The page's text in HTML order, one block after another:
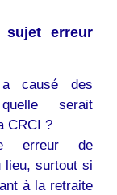
sujeterreur
causé des
serait
CRCI ?
erreur de
lieu, surtout si
à la retraite